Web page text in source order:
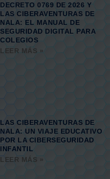
DECRETO 0769 DE 2026 Y
LAS CIBERAVENTURAS DE
NALA: EL MANUAL DE
SEGURIDAD DIGITAL PARA
COLEGIOS
LEER MÁS »
LAS CIBERAVENTURAS DE
NALA: UN VIAJE EDUCATIVO
POR LA CIBERSEGURIDAD
INFANTIL
LEER MÁS »